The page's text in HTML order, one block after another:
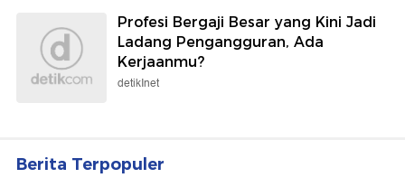
Profesi Bergaji Besar yang Kini Jadi
Ladang Pengangguran, Ada
Kerjaanmu?
detikInet
Berita Terpopuler